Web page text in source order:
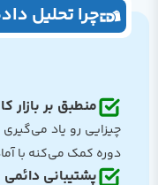
چرا تحلیل
منطبق بر بازار
چیزایی رو یاد
دوره کمک می‌کنه با
پشتیبانی دائمی